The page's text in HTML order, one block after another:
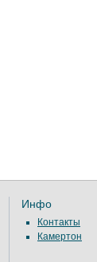
Инфо
Контакты
Камертон